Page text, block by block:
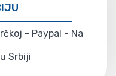
- Paypal - Na
Srbiji